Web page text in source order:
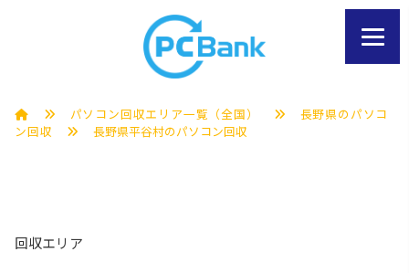
パソコン回収エリア一覧（全国）
長野県のパソコ
ン回収
長野県平谷村のパソコン回収
回収エリア